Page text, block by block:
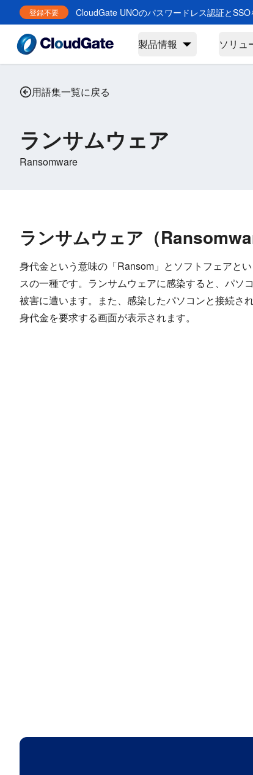
登録不要 CloudGate UNOのパスワードレス認証とSSO
製品情報 ソリュ
用語集一覧に戻る
ランサムウェア
Ransomware
ランサムウェア（
身代金という意味の「Ransom」とソフトフェアと
スの一種です。ランサムウェアに感染すると、パソ
被害に遭います。また、感染したパソコンと接続さ
身代金を要求する画面が表示されます。